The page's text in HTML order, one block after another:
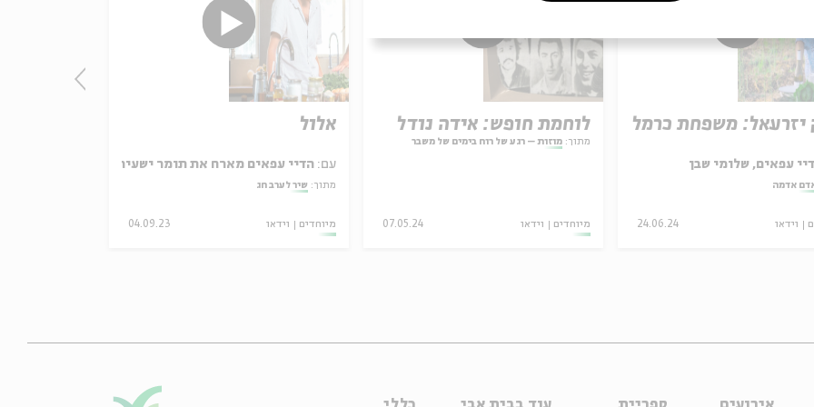
אלול
עם: הדיי עפאים מארח את תומר ישעיהו
מתוך: שיר לערב חג
מיוחדים וידאו 04.09.23
לוחמת חופש: אידה נודל
מתוך: מוזות – רגע של רוח בימים של משבר
מיוחדים וידאו 07.05.24
יזרעאל: משפחת כרמל
עפאים, שלומי שבן
אדמה
וידאו 24.06.24